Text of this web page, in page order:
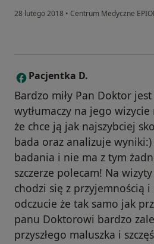
28 lutego 2018 • Centrum Medyczne
P Pacjentka D.
Bardzo miły Pan Doktor
wytłumaczy na jego
że chce ją jak najszybciej
bada oraz analizuje
badania i nie ma z tym
szczerze polecam! Na
chodzi się z przyjemnością
odczucie że tak samo jak
panu Doktorowi bardzo
przyszłego maluszka i